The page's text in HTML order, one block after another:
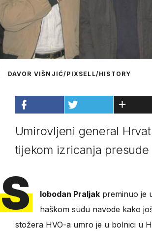
DAVOR VIŠNJIĆ/PIXSELL/HISTORY
Umirovljeni general
tijekom izricanja presude
S lobodan Praljakpreminuo je
haškom sudu navode kako
stožera HVO-a umro je u bolnici u